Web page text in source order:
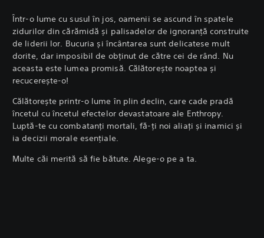
Într-o lume cu susul în jos, oamenii se ascund în spatele
zidurilor din cărămidă și palisadelor de ignoranță construite
de liderii lor. Bucuria și încântarea sunt delicatese mult
dorite, dar imposibil de obținut de către cei de rând. Nu
aceasta este lumea promisă. Călătorește noaptea și
recucerește-o!
Călătorește printr-o lume în plin declin, care cade pradă
încetul cu încetul efectelor devastatoare ale Enthropy.
Luptă-te cu combatanți mortali, fă-ți noi aliați și inamici și
ia decizii morale esențiale.
Multe căi merită să fie bătute. Alege-o pe a ta.